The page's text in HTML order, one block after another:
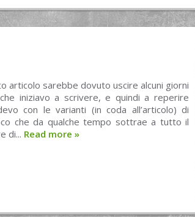
articolo sarebbe dovuto uscire alcuni giorni
iniziavo a scrivere, e quindi a reperire
con le varianti (in coda all’articolo) di
che da qualche tempo sottrae a tutto il
di... Read more »